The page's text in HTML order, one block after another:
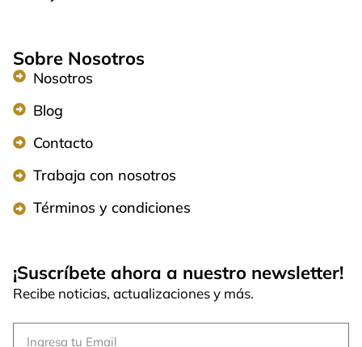
Sobre Nosotros
Nosotros
Blog
Contacto
Trabaja con nosotros
Términos y condiciones
¡Suscríbete ahora a nuestro newsletter!
Recibe noticias, actualizaciones y más.